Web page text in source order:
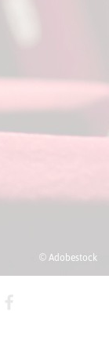
© Adobestock